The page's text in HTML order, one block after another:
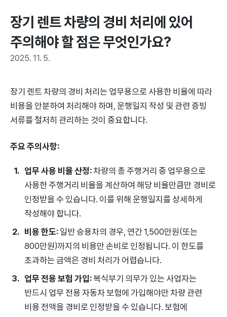
장기 렌트 차량의 경비 처리에 있어
주의해야 할 점은 무엇인가요?
2025. 11. 5.
장기 렌트 차량의 경비 처리는 업무용으로 사용한 비율에 따라
비용을 안분하여 처리해야 하며, 운행일지 작성 및 관련 증빙
서류를 철저히 관리하는 것이 중요합니다.
주요 주의사항:
업무 사용 비율 산정:차량의 총 주행거리 중 업무용으로
사용한 주행거리 비율을 계산하여 해당 비율만큼만 경비로
인정받을 수 있습니다. 이를 위해 운행일지를 상세하게
작성해야 합니다.
비용 한도:일반 승용차의 경우, 연간 1,500만원(또는
800만원)까지의 비용만 손비로 인정됩니다. 이 한도를
초과하는 금액은 경비 처리가 어렵습니다.
업무 전용 보험 가입:복식부기 의무가 있는 사업자는
반드시 업무 전용 자동차 보험에 가입해야만 차량 관련
비용 전액을 경비로 인정받을 수 있습니다. 보험에